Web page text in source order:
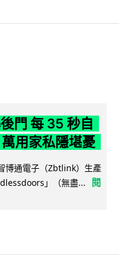
門 每 35 秒自
用家私隱堪憂
博通電子（Zbtlink）生產
」（無盡...
閱